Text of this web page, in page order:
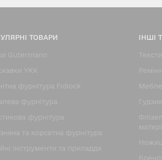
ТОВАРИ
Gutermann
YKK
фурнітура Fidlock
фурнітура
фурнітура
та корсетна фурнітура
інструменти та приладдя
ІНШІ
Ножицi